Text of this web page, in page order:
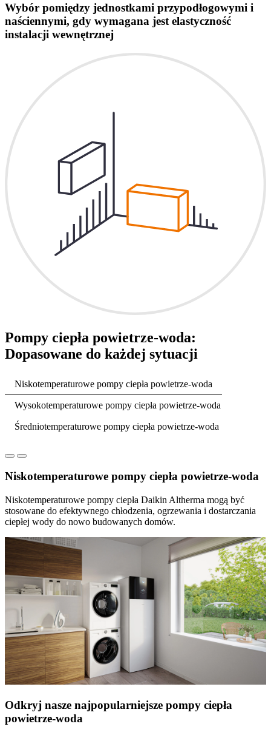
Wybór pomiędzy jednostkami przypodłogowymi i
naściennymi, gdy wymagana jest elastyczność
instalacji wewnętrznej
Pompy ciepła powietrze-woda:
Dopasowane do każdej sytuacji
Niskotemperaturowe pompy ciepła powietrze-woda
Wysokotemperaturowe pompy ciepła powietrze-woda
Średniotemperaturowe pompy ciepła powietrze-woda
Niskotemperaturowe pompy ciepła powietrze-woda
Niskotemperaturowe pompy ciepła Daikin Altherma mogą być
stosowane do efektywnego chłodzenia, ogrzewania i dostarczania
ciepłej wody do nowo budowanych domów.
Odkryj nasze najpopularniejsze pompy ciepła
powietrze-woda